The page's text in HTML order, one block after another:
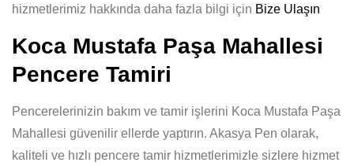
hizmetlerimiz hakkında daha fazla bilgi için Bize Ulaşın
Koca Mustafa Paşa Mahallesi
Pencere Tamiri
Pencerelerinizin bakım ve tamir işlerini Koca Mustafa Paşa
Mahallesi güvenilir ellerde yaptırın. Akasya Pen olarak,
kaliteli ve hızlı pencere tamir hizmetlerimizle sizlere hizmet